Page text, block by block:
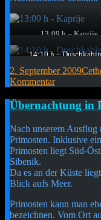
13:09 h – Kaprije
Spähposten
14:10 h –
2. September 2009
Kommentar
Kurzmitteilung
Übernachtung in
Nach unserem Ausflug
Primosten. Inklusive
Primosten liegt Süd-
Sibenik.
Da es an der Küste
Blick aufs Meer.
Primosten kann man
bezeichnen. Vom Ort